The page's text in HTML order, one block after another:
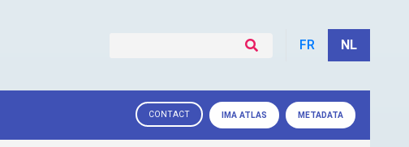
FR NL
CONTACT IMA ATLAS METADATA